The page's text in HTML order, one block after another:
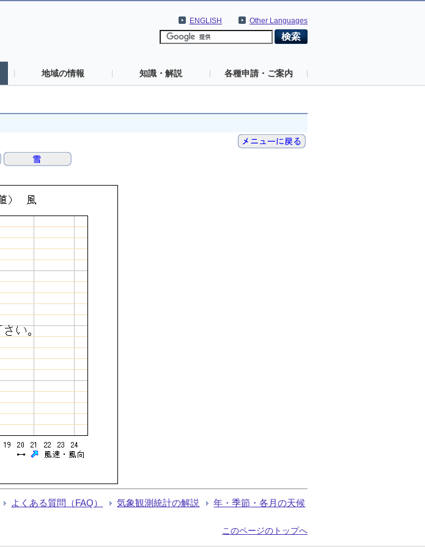
Other Languages
ENGLISH
地域の情報 知識・解説 各種申請・ご案内
よくある質問（FAQ） 気象観測統計の解説 年・季節・各月の天候
このページのトップへ